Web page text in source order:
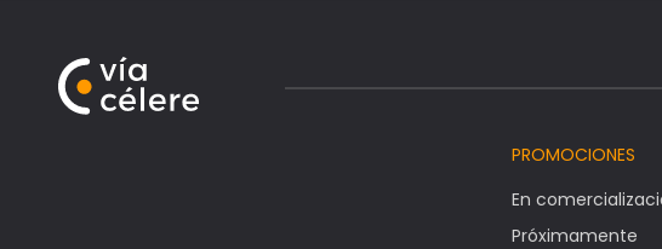
PROMOCIONES
En
Próximamente